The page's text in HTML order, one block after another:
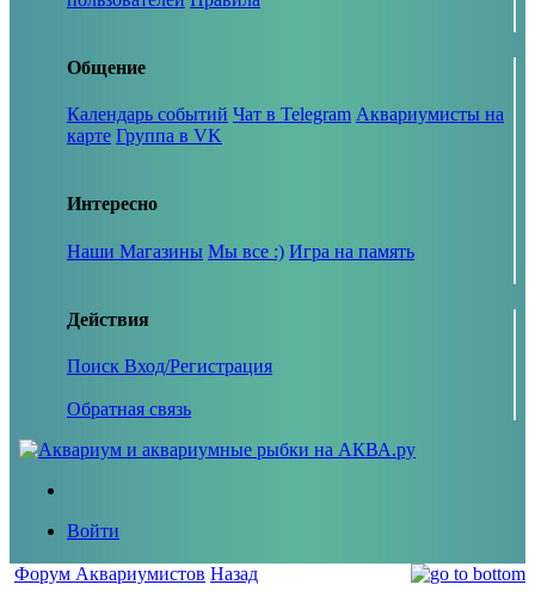
Общение
Календарь событий Чат в Telegram Аквариумисты на
карте Группа в VK
Интересно
Наши Магазины Мы все :) Игра на память
Действия
Поиск Вход/Регистрация
Обратная связь
Войти
Форум Аквариумистов Назад